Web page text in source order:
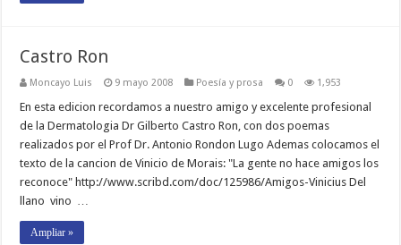
Castro Ron
Moncayo Luis 9 mayo 2008 Poesí­a y prosa 0 1,953
En esta edicion recordamos a nuestro amigo y excelente profesional
de la Dermatologia Dr Gilberto Castro Ron, con dos poemas
realizados por el Prof Dr. Antonio Rondon Lugo Ademas colocamos el
texto de la cancion de Vinicio de Morais: "La gente no hace amigos los
reconoce" http://www.scribd.com/doc/125986/Amigos-Vinicius Del
llano vino …
Ampliar »